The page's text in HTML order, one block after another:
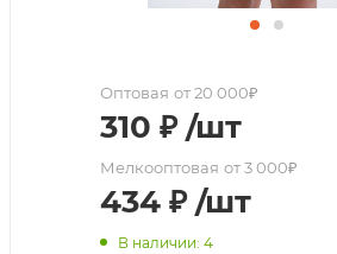
Оптовая от 20 000₽
310 ₽ /шт
Мелкооптовая от 3 000₽
434 ₽ /шт
В наличии: 4